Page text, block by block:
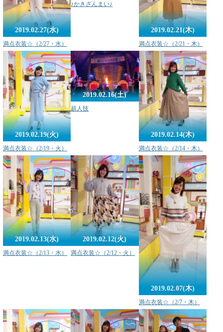
2019.02.27(水)
満点衣装☆（2/27・水）
♪かきざんまい♪
2019.02.21(木)
満点衣装☆（2/21・木）
2019.02.19(火)
満点衣装☆（2/19・火）
2019.02.16(土)
超人技
2019.02.14(木)
満点衣装☆（2/14・木）
2019.02.13(水)
満点衣装☆（2/13・水）
2019.02.12(火)
満点衣装☆（2/12・火）
2019.02.07(木)
満点衣装☆（2/7・木）